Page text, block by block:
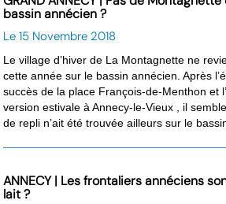
bassin annécien ?
Le 15 Novembre 2018
Le village d’hiver de La Montagnette ne
cette année sur le bassin annécien. Après
succès de la place François-de-Menthon et
version estivale à Annecy-le-Vieux , il
de repli n’ait été trouvée ailleurs sur le
ANNECY | Les frontaliers annéciens
lait ?